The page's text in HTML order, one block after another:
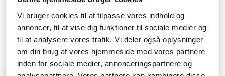
Vi bruger cookies til at tilpasse vores indhold og
annoncer, til at vise dig funktioner til sociale medier og
til at analysere vores trafik. Vi deler også oplysninger
om din brug af vores hjemmeside med vores partnere
inden for sociale medier, annonceringspartnere og
Lagerstatus:
546,-SEK